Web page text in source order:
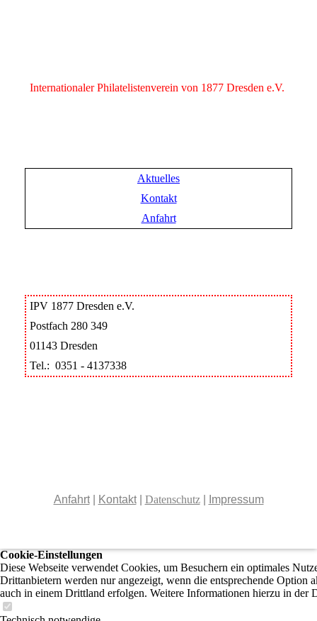
Internationaler Philatelistenverein von 1877 Dresden e.V.
Aktuelles
Kontakt
Anfahrt
IPV 1877 Dresden e.V.
Postfach 280 349
01143 Dresden
Tel.: 0351 - 4137338
Anfahrt| Kontakt| Datenschutz| Impressum
Cookie-Einstellungen
Diese Webseite verwendet Cookies, um Besuchern ein optimales
Drittanbietern werden nur angezeigt, wenn die entsprechende Option
auch in einem Drittland erfolgen. Weitere Informationen hierzu in der